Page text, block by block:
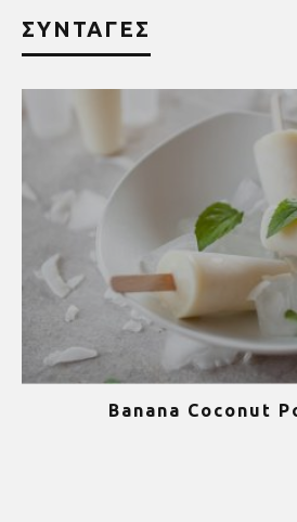
ΣΥΝΤΑΓΕΣ
Banana Coconut